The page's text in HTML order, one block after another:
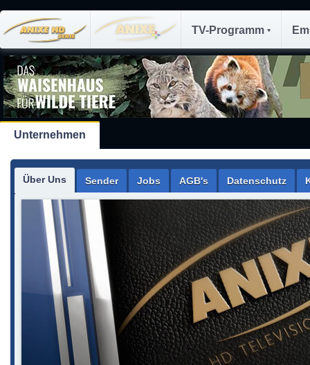
TV-Programm
Unternehmen
Über Uns Sender Jobs AGB's Datenschutz